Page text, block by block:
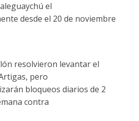
el
desde el 20 de noviembre
resolvieron levantar el
pero
bloqueos diarios de 2
contra